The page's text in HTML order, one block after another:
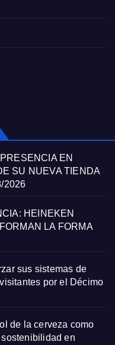
EN
SU NUEVA TIENDA
2026
HEINEKEN
LA FORMA
sus sistemas de
por el Décimo
de la cerveza como
en